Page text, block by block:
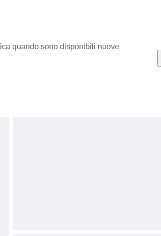
quando sono disponibili nuove